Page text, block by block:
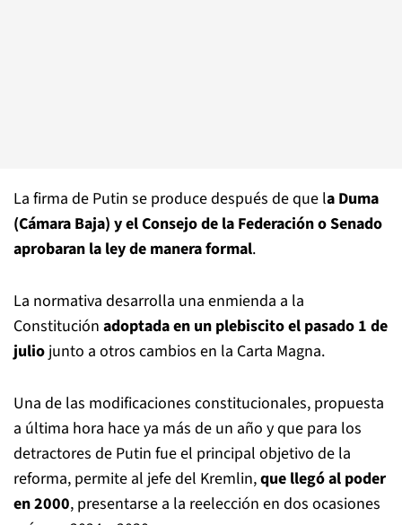
La firma de Putin se produce después de que la Duma
(Cámara Baja) y el Consejo de la Federación o Senado
aprobaran la ley de manera formal.
La normativa desarrolla una enmienda a la
Constitución adoptada en un plebiscito el pasado 1 de
julio junto a otros cambios en la Carta Magna.
Una de las modificaciones constitucionales, propuesta
a última hora hace ya más de un año y que para los
detractores de Putin fue el principal objetivo de la
reforma, permite al jefe del Kremlin,que llegó al poder
en 2000, presentarse a la reelección en dos ocasiones